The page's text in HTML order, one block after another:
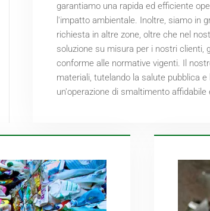
garantiamo una rapida ed efficiente
l'impatto ambientale. Inoltre, siamo in
richiesta in altre zone, oltre che nel
soluzione su misura per i nostri clienti,
conforme alle normative vigenti. Il
materiali, tutelando la salute pubblica
un'operazione di smaltimento